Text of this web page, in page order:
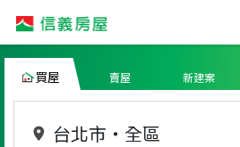
買屋 賣屋 新建案
台北市 ・ 全區